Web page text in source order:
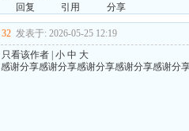
回复
引用 分享
32 发表于: 2026-05-25 12:19
只看该作者 小 中 大
感谢分享感谢分享感谢分享感谢分享感谢分